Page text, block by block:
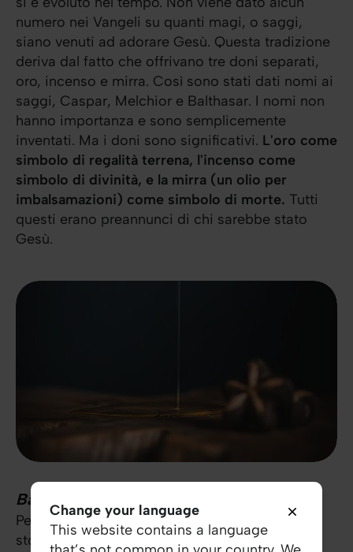
numero nei Vangeli su quanti magi, o saggi,
siano venuti ad adorare Gesù. Questa tradizione
deriva dal fatto che offrivano tre doni separati,
oro, incenso e mirra. Così sono stati dati nomi ai
saggi, Caspar, Melchior e Balthasar. I nomi non
hanno importanza e sono semplicemente
inventati. Ma i doni sono significativi. L'oro come
simbolo di regalità terrena, l'incenso come
simbolo di divinità, e la mirra (un olio per
imbalsamazioni) come simbolo di morte. Tutti
questi erano preannunci di chi sarebbe stato
Gesù.
Battesimo di Gesù
Per i cattolici romani e i protestanti, questa
storia è la storia principale per l'Epifania. Ma
Change your language
This website contains a language